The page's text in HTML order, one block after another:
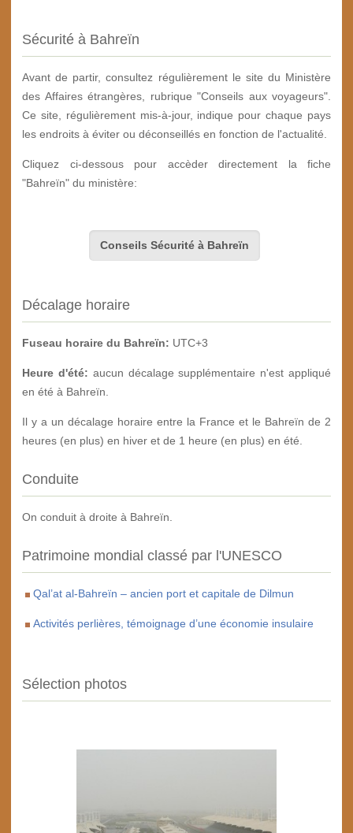
Sécurité à Bahreïn
Avant de partir, consultez régulièrement le site du Ministère
des Affaires étrangères, rubrique "Conseils aux voyageurs".
Ce site, régulièrement mis-à-jour, indique pour chaque pays
les endroits à éviter ou déconseillés en fonction de l'actualité.
Cliquez ci-dessous pour accèder directement la fiche
"Bahreïn" du ministère:
Conseils Sécurité à Bahreïn
Décalage horaire
Fuseau horaire du Bahreïn: UTC+3
Heure d'été: aucun décalage supplémentaire n'est appliqué
en été à Bahreïn.
Il y a un décalage horaire entre la France et le Bahreïn de 2
heures (en plus) en hiver et de 1 heure (en plus) en été.
Conduite
On conduit à droite à Bahreïn.
Patrimoine mondial classé par l'UNESCO
Qal’at al-Bahreïn – ancien port et capitale de Dilmun
Activités perlières, témoignage d’une économie insulaire
Sélection photos